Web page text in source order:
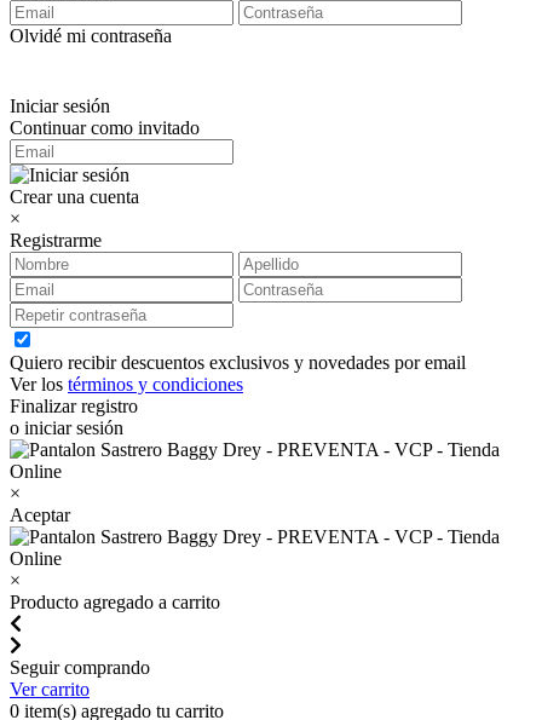
Olvidé mi contraseña
Iniciar sesión
Continuar como invitado
Crear una cuenta
×
Registrarme
Quiero recibir descuentos exclusivos y novedades por email
Ver los términos y condiciones
Finalizar registro
o iniciar sesión
×
Aceptar
×
Producto agregado a carrito
Seguir comprando
Ver carrito
0 item(s) agregado tu carrito